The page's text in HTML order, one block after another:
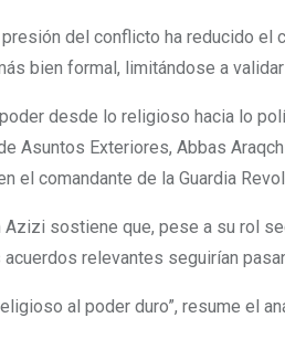
del conflicto ha reducido
bien formal, limitándose a
desde lo religioso hacia lo
Asuntos Exteriores, Abbas
el comandante de la Guardia
sostiene que, pese a su rol
relevantes seguirían
al poder duro”, resume el